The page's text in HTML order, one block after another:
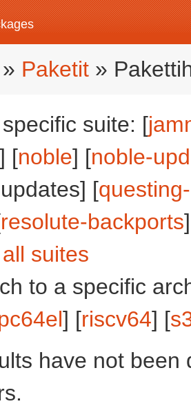
» Paketit »
suite: [
] [noble] [noble-
[
resolute-backports
all suites
to a specific
] [riscv64] [
have not been